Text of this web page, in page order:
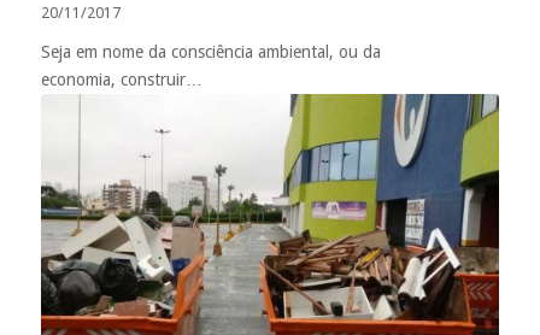
20/11/2017
Seja em nome da consciência ambiental, ou da
economia, construir…